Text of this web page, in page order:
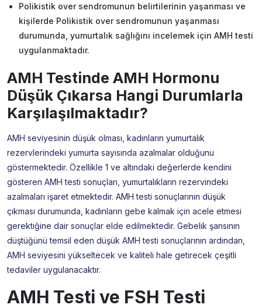
Polikistik over sendromunun belirtilerinin yaşanması ve
kişilerde Polikistik over sendromunun yaşanması
durumunda, yumurtalık sağlığını incelemek için AMH testi
uygulanmaktadır.
AMH Testinde AMH Hormonu
Düşük Çıkarsa Hangi Durumlarla
Karşılaşılmaktadır?
AMH seviyesinin düşük olması, kadınların yumurtalık
rezervlerindeki yumurta sayısında azalmalar olduğunu
göstermektedir. Özellikle 1 ve altındaki değerlerde kendini
gösteren AMH testi sonuçları, yumurtalıkların rezervindeki
azalmaları işaret etmektedir. AMH testi sonuçlarının düşük
çıkması durumunda, kadınların gebe kalmak için acele etmesi
gerektiğine dair sonuçlar elde edilmektedir. Gebelik şansının
düştüğünü temsil eden düşük AMH testi sonuçlarının ardından,
AMH seviyesini yükseltecek ve kaliteli hale getirecek çeşitli
tedaviler uygulanacaktır.
AMH Testi ve FSH Testi